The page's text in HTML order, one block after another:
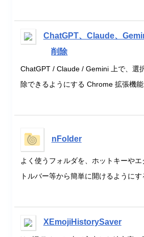
ChatGPT、Claude、
削除
ChatGPT / Claude / Gemini 上で、選
除できるようにする Chrome 拡張機
nFolder
よく使うフォルダを、ホットキーや
トルバー等から簡単に開けるようにす
XEmojiHistorySaver